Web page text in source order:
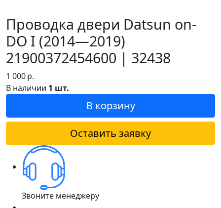
Проводка двери Datsun on-
DO I (2014—2019)
21900372454600 | 32438
1 000р.
В наличии 1 шт.
В корзину
Оставить заявку
Звоните менеджеру